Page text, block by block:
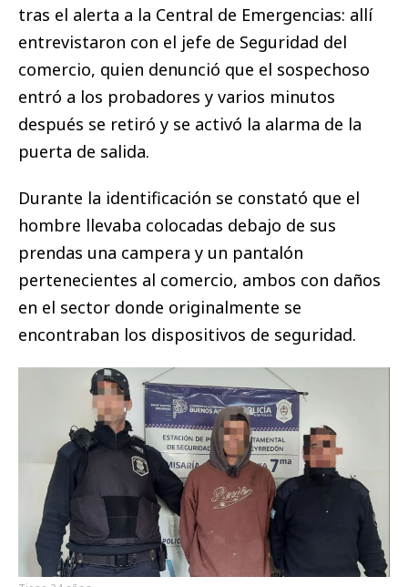
tras el alerta a la Central de Emergencias: allí
entrevistaron con el jefe de Seguridad del
comercio, quien denunció que el sospechoso
entró a los probadores y varios minutos
después se retiró y se activó la alarma de la
puerta de salida.
Durante la identificación se constató que el
hombre llevaba colocadas debajo de sus
prendas una campera y un pantalón
pertenecientes al comercio, ambos con daños
en el sector donde originalmente se
encontraban los dispositivos de seguridad.